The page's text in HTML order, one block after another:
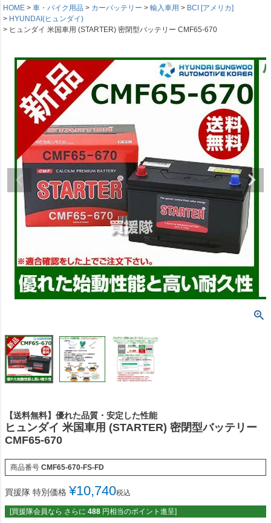
HOME
車・バイク用品 カーバッテリー 輸入車用
BCI [アメリカ]
HYUNDAI(ヒュンダイ)
ヒュンダイ 米国車用 (STARTER) 密閉型バッテリー CMF65-670
【送料無料】優れた品質・安定した性能
ヒュンダイ 米国車用 (STARTER) 密閉型バッテリー
CMF65-670
商品番号 CMF65-670-FS-FD
買援隊 特別価格 ¥10,740税込
[買援隊会員なら さらに 488 円相当のポイント進呈]